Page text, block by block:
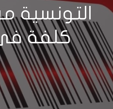
التونسية
كلفة في